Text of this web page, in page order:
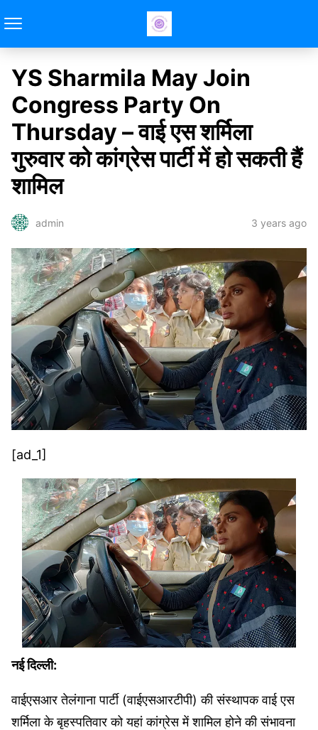
YS Sharmila May Join
Congress Party On
Thursday – वाई एस शर्मिला
गुरुवार को कांग्रेस पार्टी में हो सकती हैं
शामिल
admin 3 years ago
[ad_1]
नई दिल्ली:
वाईएसआर तेलंगाना पार्टी (वाईएसआरटीपी) की संस्थापक वाई एस
शर्मिला के बृहस्पतिवार को यहां कांग्रेस में शामिल होने की संभावना